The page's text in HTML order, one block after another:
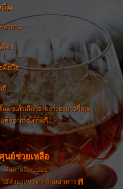
ดื่ม
อาหาร
ใจ !
มือถือ
ที
มาแล้วเลือกรายการอาหารที่คุณ
สั่งอาหารได้ทันที !
นย์ช่วยเหลือ
คำถามที่พบบ่อย
วิธีสั่งอาหารจากร้านอาหาร